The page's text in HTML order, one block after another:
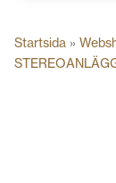
Startsida »